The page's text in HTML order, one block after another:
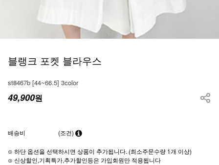
블랭크 포켓 블라우스
st8467b [44~66.5] 3color
49,900원
배송비 (조건)
⊙ 하단 옵션을 선택하시면 상품이 추가됩니다. (최소주문수량 1개 이상)
⊙ 신상할인,기획특가,추가할인등은 가입회원만 적용됩니다